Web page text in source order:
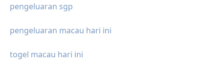
pengeluaran sgp
pengeluaran macau hari ini
togel macau hari ini